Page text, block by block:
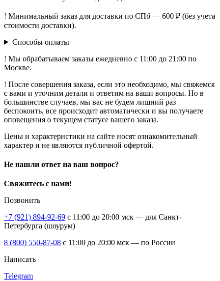
! Минимальный заказ для доставки по СПб — 600 ₽ (без учета
стоимости доставки).
Способы оплаты
! Мы обрабатываем заказы ежедневно с 11:00 до 21:00 по
Москве.
! После совершения заказа, если это необходимо, мы свяжемся
с вами и уточним детали и ответим на ваши вопросы. Но в
большинстве случаев, мы вас не будем лишний раз
беспокоить, все происходит автоматически и вы получаете
оповещения о текущем статусе вашего заказа.
Цены и характеристики на сайте носят ознакомительный
характер и не являются публичной офертой.
Не нашли ответ на ваш вопрос?
Свяжитесь с нами!
Позвонить
+7 (921) 894-92-69 c 11:00 до 20:00 мск — для Санкт-
Петербурга (шоурум)
8 (800) 550-87-08 c 11:00 до 20:00 мск — по России
Написать
Telegram